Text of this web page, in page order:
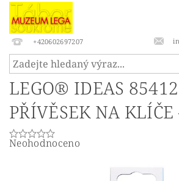
+420602697207
LEGO® IDEAS
PŘÍVĚSEK NA KLÍČE
Neohodnoceno